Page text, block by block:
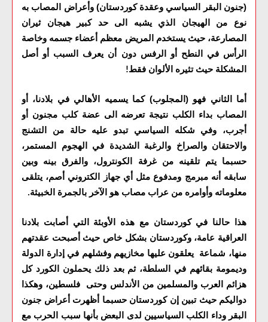
(جنون البقر السياسي وعقدة كوردستان) وأعراض المصاب به
نوع من الهيجان الذي يشبه الى حد كبير هيجان ثيران
المصارعة، حيث يستخدم المريض معظم أعضاء جسمه وخاصة
الرأس في النطح أو الرفس دون أن يعرف السبب أو أصل
المشكلة حيث تثيره الألوان فقط!
أما الثاني فهو (المجلوب) كما يسميه الأهالي في بلادنا، أو
المصاب بداء الكلب نتيجة تعرضه الى عضة كلب مجنون أو
أجرب، وفي شكله السياسي تبدو عليه حالة من التشنج
والاحتقان والصراخ والرغبة الشديدة في الهجوم المستمر،
حسبما يتم تلقينه من غرفة الكونترول، والفرق بينه وبين
سابقه أنه مبرمج ومدفوع مثل أي جهاز الكتروني أصم، يتلقى
معلوماته وأوامره من عراب مصاب هو الآخر بالجمرة الخبيثة.
هذا حالنا في كوردستان مع هذه الأوبئة التي أصابت بلادنا
العراقية عامة، وكوردستان بشكل خاص حيث أصبحت عقدتهم
منها، شماعة يعلقون عليها مخازيهم وفشلهم في إدارة الدولة
وديمومة بقائهم في السلطة، ثم بعد ذلك يحملون الكورد كل
هزائم العرب والمسلمين من الأندلس وحتى فلسطين، وهكذا
دواليكم حيث تبين إن كوردستان حسبما أظهرت أعراض جنون
البقر وداء الكلب السياسيين لدى البعض بأنها سبب الحرب مع